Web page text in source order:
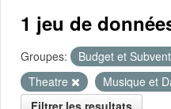
1 jeu de
Groupes: Budget et
Theatre
Musique et
Filtrer les resultats